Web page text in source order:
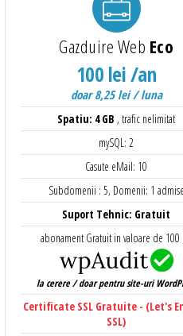
Gazduire Web Eco
100 lei /an
doar 8,25 lei / luna
Spatiu: 4 GB , trafic nelimitat
mySQL: 2
Casute eMail: 10
Subdomenii : 5, Domenii: 1 admise
Suport Tehnic: Gratuit
abonament Gratuit in valoare de 100
la cerere / doar pentru site-uri
Certificate SSL Gratuite - (Let's
SSL)